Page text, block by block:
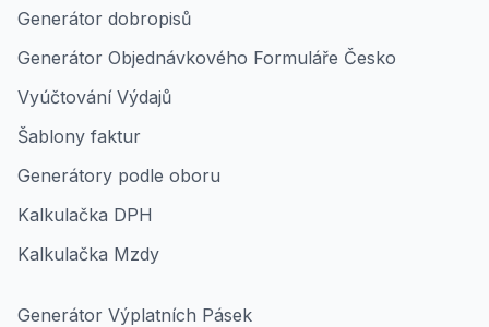
Generátor dobropisů
Generátor Objednávkového Formuláře Česko
Vyúčtování Výdajů
Šablony faktur
Generátory podle oboru
Kalkulačka DPH
Kalkulačka Mzdy
Generátor Výplatních Pásek